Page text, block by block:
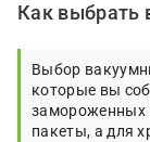
Как выбрать
Выбор
которые вы
замороженных
пакеты, а для